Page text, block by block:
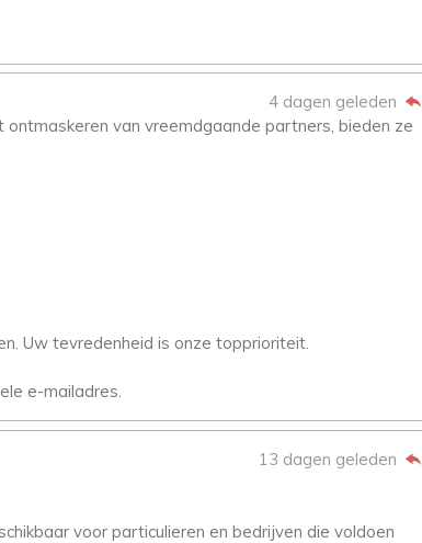
4 dagen geleden
ontmaskeren van vreemdgaande partners, bieden ze
Uw tevredenheid is onze topprioriteit.
e-mailadres.
13 dagen geleden
voor particulieren en bedrijven die voldoen